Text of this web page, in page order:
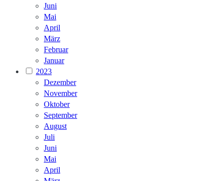
Juni
Mai
April
März
Februar
Januar
2023
Dezember
November
Oktober
September
August
Juli
Juni
Mai
April